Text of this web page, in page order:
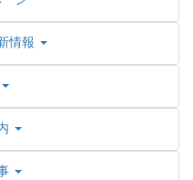
情報